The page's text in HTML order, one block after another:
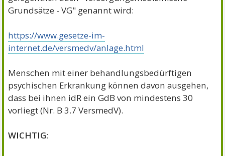
Grundsätze - VG" genannt wird:
https://www.gesetze-im-
internet.de/versmedv/anlage.html
Menschen mit einer behandlungsbedürftigen
psychischen Erkrankung können davon ausgehen,
dass bei ihnen idR ein GdB von mindestens 30
vorliegt (Nr. B 3.7 VersmedV).
WICHTIG: